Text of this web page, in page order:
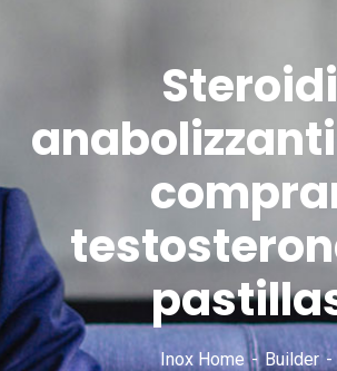
Steroidi
Inox Home
Builder